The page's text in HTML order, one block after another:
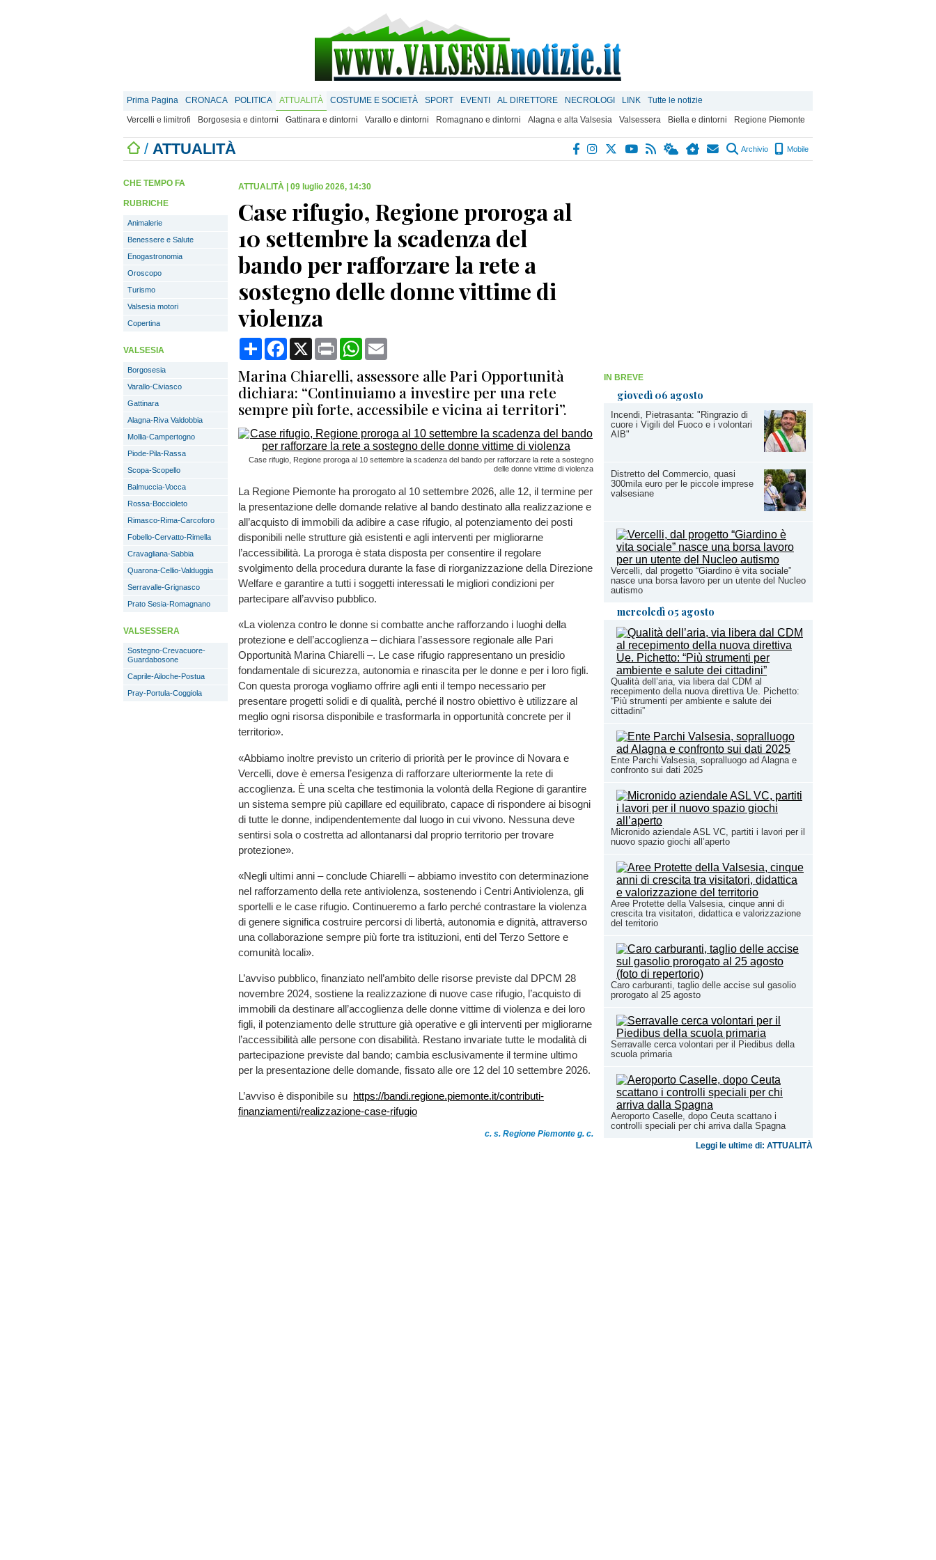
Prima Pagina CRONACA POLITICA ATTUALITÀ COSTUME E SOCIETÀ SPORT EVENTI AL DIRETTORE NECROLOGI LINK
Tutte le notizie
Vercelli e limitrofi
Borgosesia e dintorni Gattinara e dintorni Varallo e dintorni Romagnano e dintorni Alagna e alta Valsesia Valsessera Biella e dintorni Regione Piemonte
/ ATTUALITÀ Archivio Mobile
IN BREVE
giovedì 06 agosto
Incendi, Pietrasanta: "Ringrazio di
cuore i Vigili del Fuoco e i volontari
AIB"
Distretto del Commercio, quasi
300mila euro per le piccole imprese
valsesiane
Vercelli, dal progetto “Giardino è vita sociale”
nasce una borsa lavoro per un utente del Nucleo
autismo
mercoledì 05 agosto
Qualità dell’aria, via libera dal CDM al
recepimento della nuova direttiva Ue. Pichetto:
“Più strumenti per ambiente e salute dei
cittadini”
Ente Parchi Valsesia, sopralluogo ad Alagna e
confronto sui dati 2025
Micronido aziendale ASL VC, partiti i lavori per il
nuovo spazio giochi all’aperto
Aree Protette della Valsesia, cinque anni di
crescita tra visitatori, didattica e valorizzazione
del territorio
Caro carburanti, taglio delle accise sul gasolio
prorogato al 25 agosto
Serravalle cerca volontari per il Piedibus della
scuola primaria
Aeroporto Caselle, dopo Ceuta scattano i
controlli speciali per chi arriva dalla Spagna
Leggi le ultime di: ATTUALITÀ
CHE TEMPO FA
RUBRICHE
Animalerie
Benessere e Salute
Enogastronomia
Oroscopo
Turismo
Valsesia motori
Copertina
VALSESIA
Borgosesia
Varallo-Civiasco
Gattinara
Alagna-Riva Valdobbia
Mollia-Campertogno
Piode-Pila-Rassa
Scopa-Scopello
Balmuccia-Vocca
Rossa-Boccioleto
Rimasco-Rima-Carcoforo
Fobello-Cervatto-Rimella
Cravagliana-Sabbia
Quarona-Cellio-Valduggia
Serravalle-Grignasco
Prato Sesia-Romagnano
VALSESSERA
Sostegno-Crevacuore-
Guardabosone
Caprile-Ailoche-Postua
Pray-Portula-Coggiola
ATTUALITÀ 09 luglio 2026, 14:30
Case rifugio, Regione proroga al
10 settembre la scadenza del
bando per rafforzare la rete a
sostegno delle donne vittime di
violenza
CondividiFacebook
X Print WhatsApp
Marina Chiarelli, assessore alle Pari Opportunità
dichiara: “Continuiamo a investire per una rete
sempre più forte, accessibile e vicina ai territori”.
Case rifugio, Regione proroga al 10 settembre la scadenza del bando per rafforzare la rete a sostegno
delle donne vittime di violenza
La Regione Piemonte ha prorogato al 10 settembre 2026, alle 12, il termine per
la presentazione delle domande relative al bando destinato alla realizzazione e
all’acquisto di immobili da adibire a case rifugio, al potenziamento dei posti
disponibili nelle strutture già esistenti e agli interventi per migliorarne
l’accessibilità. La proroga è stata disposta per consentire il regolare
svolgimento della procedura durante la fase di riorganizzazione della Direzione
Welfare e garantire a tutti i soggetti interessati le migliori condizioni per
partecipare all’avviso pubblico.
«La violenza contro le donne si combatte anche rafforzando i luoghi della
protezione e dell’accoglienza – dichiara l’assessore regionale alle Pari
Opportunità Marina Chiarelli –. Le case rifugio rappresentano un presidio
fondamentale di sicurezza, autonomia e rinascita per le donne e per i loro figli.
Con questa proroga vogliamo offrire agli enti il tempo necessario per
presentare progetti solidi e di qualità, perché il nostro obiettivo è utilizzare al
meglio ogni risorsa disponibile e trasformarla in opportunità concrete per il
territorio».
«Abbiamo inoltre previsto un criterio di priorità per le province di Novara e
Vercelli, dove è emersa l’esigenza di rafforzare ulteriormente la rete di
accoglienza. È una scelta che testimonia la volontà della Regione di garantire
un sistema sempre più capillare ed equilibrato, capace di rispondere ai bisogni
di tutte le donne, indipendentemente dal luogo in cui vivono. Nessuna deve
sentirsi sola o costretta ad allontanarsi dal proprio territorio per trovare
protezione».
«Negli ultimi anni – conclude Chiarelli – abbiamo investito con determinazione
nel rafforzamento della rete antiviolenza, sostenendo i Centri Antiviolenza, gli
sportelli e le case rifugio. Continueremo a farlo perché contrastare la violenza
di genere significa costruire percorsi di libertà, autonomia e dignità, attraverso
una collaborazione sempre più forte tra istituzioni, enti del Terzo Settore e
comunità locali».
L’avviso pubblico, finanziato nell’ambito delle risorse previste dal DPCM 28
novembre 2024, sostiene la realizzazione di nuove case rifugio, l’acquisto di
immobili da destinare all’accoglienza delle donne vittime di violenza e dei loro
figli, il potenziamento delle strutture già operative e gli interventi per migliorarne
l’accessibilità alle persone con disabilità. Restano invariate tutte le modalità di
partecipazione previste dal bando; cambia esclusivamente il termine ultimo
per la presentazione delle domande, fissato alle ore 12 del 10 settembre 2026.
L’avviso è disponibile su https://bandi.regione.piemonte.it/contributi-
finanziamenti/realizzazione-case-rifugio
c. s. Regione Piemonte g. c.